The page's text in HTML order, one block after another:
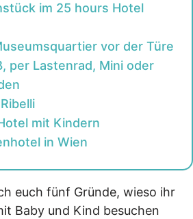
im 25 hours Hotel
vor der Türe
per Lastenrad, Mini oder
mit Kindern
in Wien
euch fünf Gründe, wieso ihr
Baby und Kind besuchen